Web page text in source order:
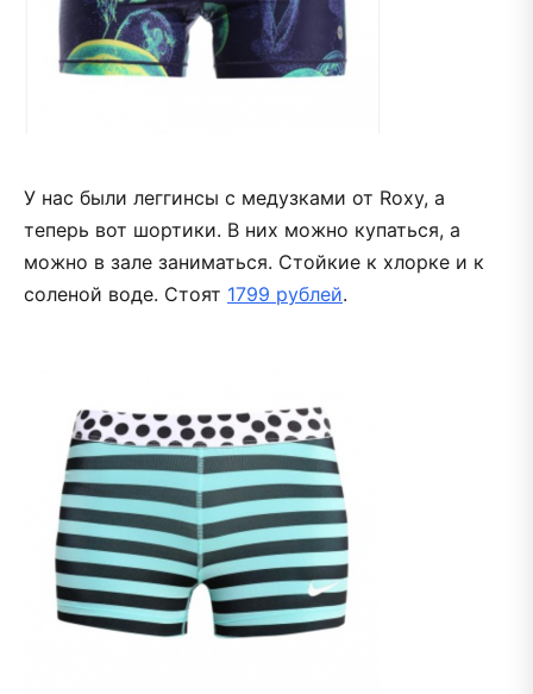
У нас были леггинсы с медузками от Roxy, а
теперь вот шортики. В них можно купаться, а
можно в зале заниматься. Стойкие к хлорке и к
соленой воде. Стоят 1799 рублей.